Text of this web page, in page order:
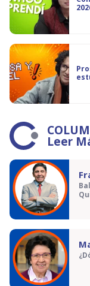
Prosa y
Leer